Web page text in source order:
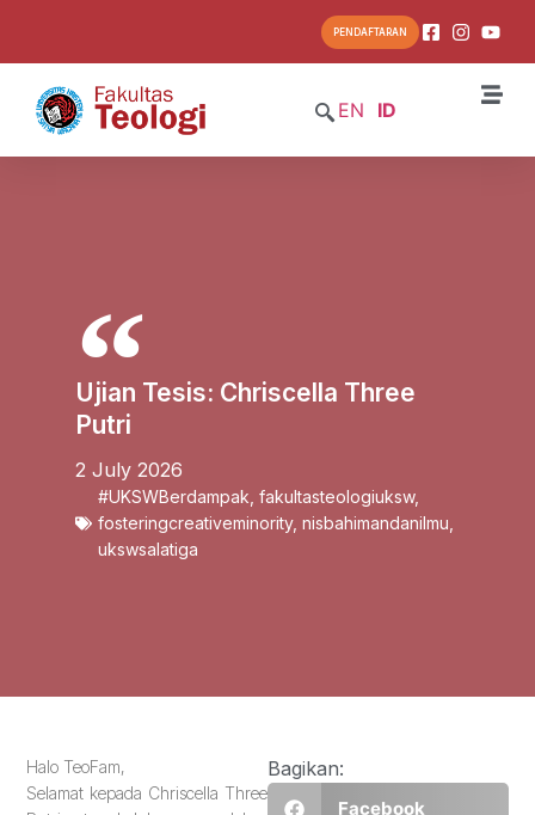
PENDAFTARAN
EN ID
Ujian Tesis: Chriscella Three
Putri
2 July 2026
#UKSWBerdampak fakultasteologiuksw,
fosteringcreativeminority, nisbahimandanilmu
ukswsalatiga
Halo TeoFam,
Selamat kepada Chriscella Three
Bagikan:
Facebook